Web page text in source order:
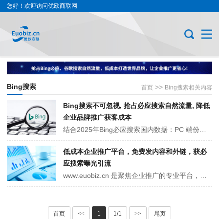
您好！欢迎访问优欧商联网
首页 >> Bing搜索相关内容
Bing搜索
Bing搜索不可忽视, 抢占必应搜索自然流量, 降低
企业品牌推广获客成本
结合2025年Bing必应搜索国内数据：PC 端份额 51%、移动端 25.49%，多为企业用户。依托内容推广平台 euobiz.cn，借精准内容营销、优化适配等策略，企业可高效获取必应搜索自然流量，降低推广获客成本、提升品牌影响力，还能与百度搜索形成流量互补，助力科技、制造、B2B 贸易等企业抢占商业机会。
低成本企业推广平台，免费发内容和外链，获必
应搜索曝光引流
www.euobiz.cn 是聚焦企业推广的专业平台，以 “低成本、易曝光” 为核心，支持企业免费发布产品和业务内容，还能添加官网等免费外链引流。其优势在于内容可快速被 Bing 必应等搜索引擎收录排名，助力企业触达精准客户。无论是初创、中小微还是传统企业，都能借此降本增效，提升企业品牌知名度与业务影···
首页 << 1 1/1 >> 尾页